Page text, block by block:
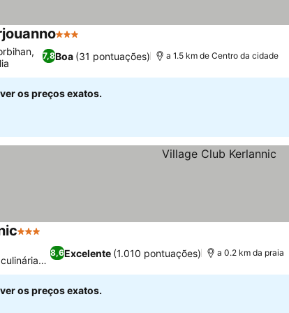
3 Estrelas
7,8Boa (31 pontuações) a 1.5 km de Centro da cidade
os preços exatos.
3 Estrelas
8,6Excelente (1.010 pontuações) a 0.2 km da praia
os preços exatos.